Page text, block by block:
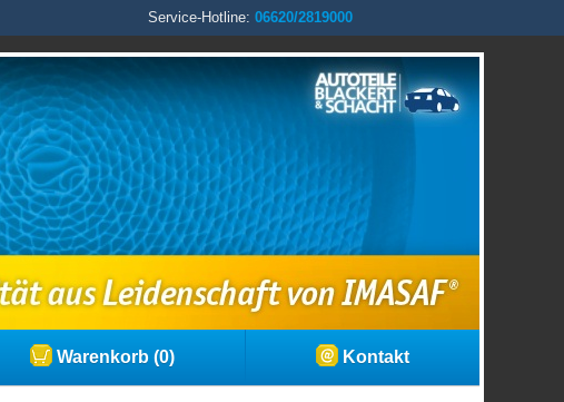
Service-Hotline: 06620/2819000
Warenkorb (0) Kontakt